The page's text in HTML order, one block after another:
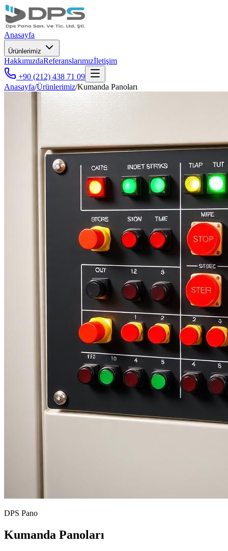
Anasayfa
Ürünlerimiz
HakkımızdaReferanslarımızİletişim
+90 (212) 438 71 09
Anasayfa/Ürünlerimiz/Kumanda Panoları
DPS Pano
Kumanda Panoları